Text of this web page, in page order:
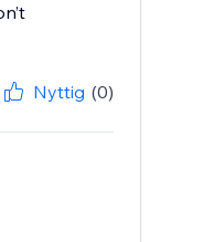
Nyttig (0)